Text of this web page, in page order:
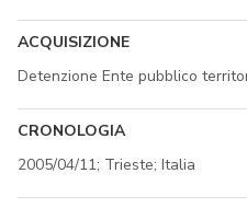
ACQUISIZIONE
Detenzione Ente pubblico
CRONOLOGIA
2005/04/11; Trieste; Italia